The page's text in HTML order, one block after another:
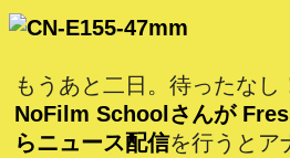
もうあと二日。待ったな
NoFilm Schoolさんが
らニュース配信を行うとア